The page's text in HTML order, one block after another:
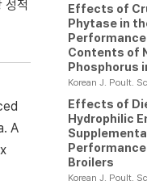
성적
A
Effects of
Phytase in
Contents of
Phosphorus
Korean J. Poult.
Effects of
Hydrophilic
Broilers
Korean J. Poult.